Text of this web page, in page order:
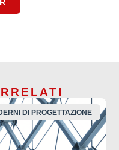
DI PROGETTAZIONE